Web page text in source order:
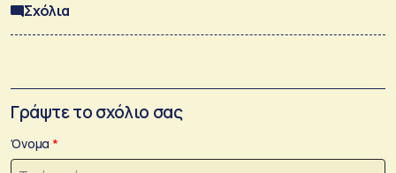
Σχόλια
Γράψτε το σχόλιο σας
Όνομα